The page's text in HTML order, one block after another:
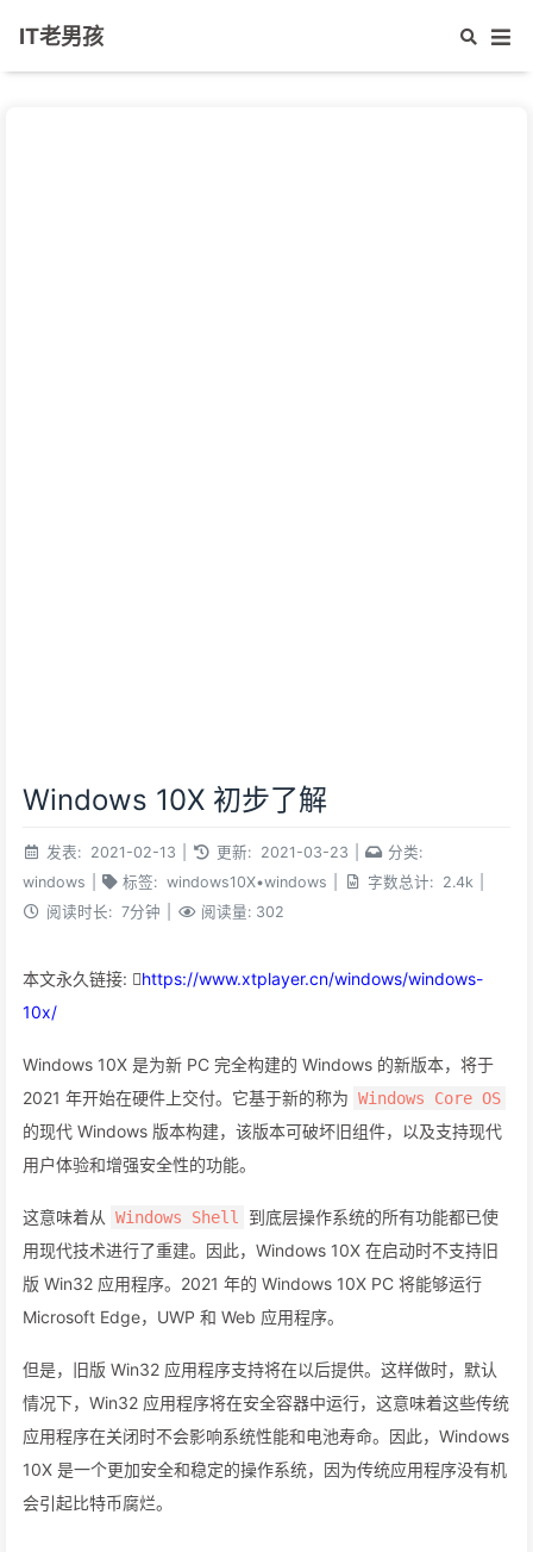
IT老男孩
Windows 10X 初步了解
发表: 2021-02-13 更新: 2021-03-23
分类:
windows
标签: windows10X•windows 字数总计: 2.4k
阅读时长: 7分钟 阅读量: 302
本文永久链接:
https://www.xtplayer.cn/windows/windows-
10x/
Windows 10X 是为新 PC 完全构建的 Windows 的新版本，将于
2021 年开始在硬件上交付。它基于新的称为 Windows Core OS
的现代 Windows 版本构建，该版本可破坏旧组件，以及支持现代
用户体验和增强安全性的功能。
这意味着从 Windows Shell
到底层操作系统的所有功能都已使
用现代技术进行了重建。因此，Windows 10X 在启动时不支持旧
版 Win32 应用程序。2021 年的 Windows 10X PC 将能够运行
Microsoft Edge，UWP 和 Web 应用程序。
但是，旧版 Win32 应用程序支持将在以后提供。这样做时，默认
情况下，Win32 应用程序将在安全容器中运行，这意味着这些传统
应用程序在关闭时不会影响系统性能和电池寿命。因此，Windows
10X 是一个更加安全和稳定的操作系统，因为传统应用程序没有机
会引起比特币腐烂。